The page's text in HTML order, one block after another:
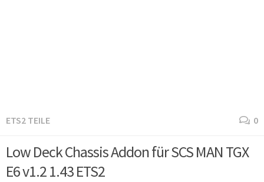
ETS2 TEILE 0
Low Deck Chassis Addon für SCS MAN TGX
E6 v1.2 1.43 ETS2